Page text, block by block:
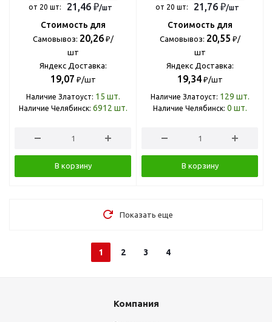
от 20 шт:
21,46 ₽/шт
Стоимость для
Самовывоз: 20,26₽/
шт
Яндекс Доставка:
19,07 ₽/шт
Наличие Златоуст: 15 шт.
Наличие Челябинск: 6912 шт.
В корзину
от 20 шт:
21,76 ₽/шт
Стоимость для
Самовывоз: 20,55 ₽/
шт
Яндекс Доставка:
19,34₽/шт
Наличие Златоуст: 129 шт.
Наличие Челябинск: 0 шт.
В корзину
Показать еще
1 2 3 4
Компания